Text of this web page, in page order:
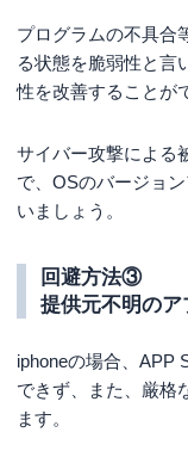
プログラムの不具合
る状態を脆弱性と言
性を改善することが
サイバー攻撃による
で、OSのバージョ
いましょう。
回避方法③
提供元不明の
iphoneの場合、APP
できず、また、厳格
ます。